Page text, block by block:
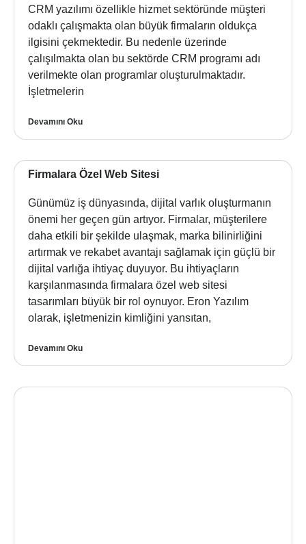
CRM yazılımı özellikle hizmet sektöründe müşteri
odaklı çalışmakta olan büyük firmaların oldukça
ilgisini çekmektedir. Bu nedenle üzerinde
çalışılmakta olan bu sektörde CRM programı adı
verilmekte olan programlar oluşturulmaktadır.
İşletmelerin
Devamını Oku
Firmalara Özel Web Sitesi
Günümüz iş dünyasında, dijital varlık oluşturmanın
önemi her geçen gün artıyor. Firmalar, müşterilere
daha etkili bir şekilde ulaşmak, marka bilinirliğini
artırmak ve rekabet avantajı sağlamak için güçlü bir
dijital varlığa ihtiyaç duyuyor. Bu ihtiyaçların
karşılanmasında firmalara özel web sitesi
tasarımları büyük bir rol oynuyor. Eron Yazılım
olarak, işletmenizin kimliğini yansıtan,
Devamını Oku